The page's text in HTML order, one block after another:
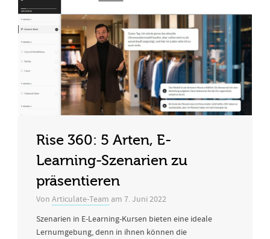
Rise 360: 5 Arten, E-
Learning-Szenarien zu
präsentieren
Von Articulate-Team am 7. Juni 2022
Szenarien in E-Learning-Kursen bieten eine ideale
Lernumgebung, denn in ihnen können die